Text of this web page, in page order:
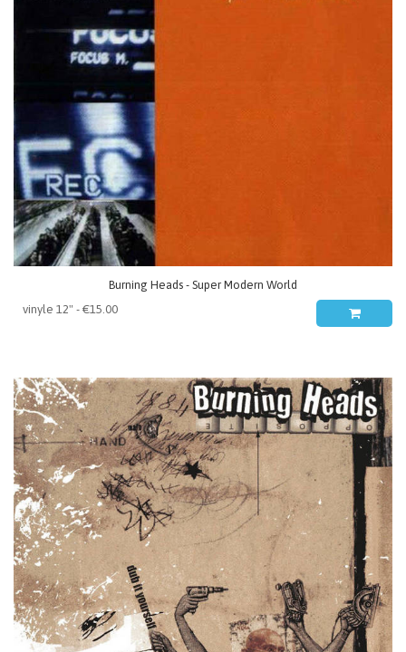
Burning Heads - Super Modern World